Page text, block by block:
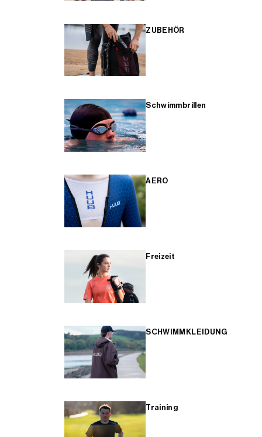
ZUBEHÖR
Schwimmbrillen
AERO
Freizeit
SCHWIMMKLEIDUNG
Training